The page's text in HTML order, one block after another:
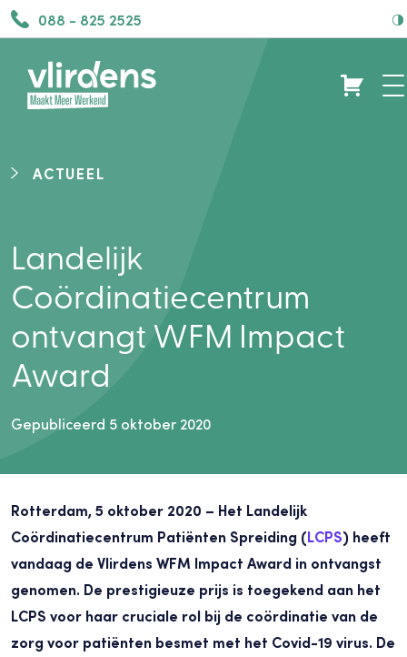
088 - 825 2525
ACTUEEL
Landelijk
Coördinatiecentrum
ontvangt WFM Impact
Award
Gepubliceerd 5 oktober 2020
Rotterdam, 5 oktober 2020 – Het Landelijk
Coördinatiecentrum Patiënten Spreiding (LCPS) heeft
vandaag de Vlirdens WFM Impact Award in ontvangst
genomen. De prestigieuze prijs is toegekend aan het
LCPS voor haar cruciale rol bij de coördinatie van de
zorg voor patiënten besmet met het Covid-19 virus. De